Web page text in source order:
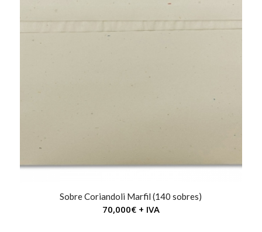
Sobre Coriandoli Marfil (140 sobres)
70,000€+ IVA